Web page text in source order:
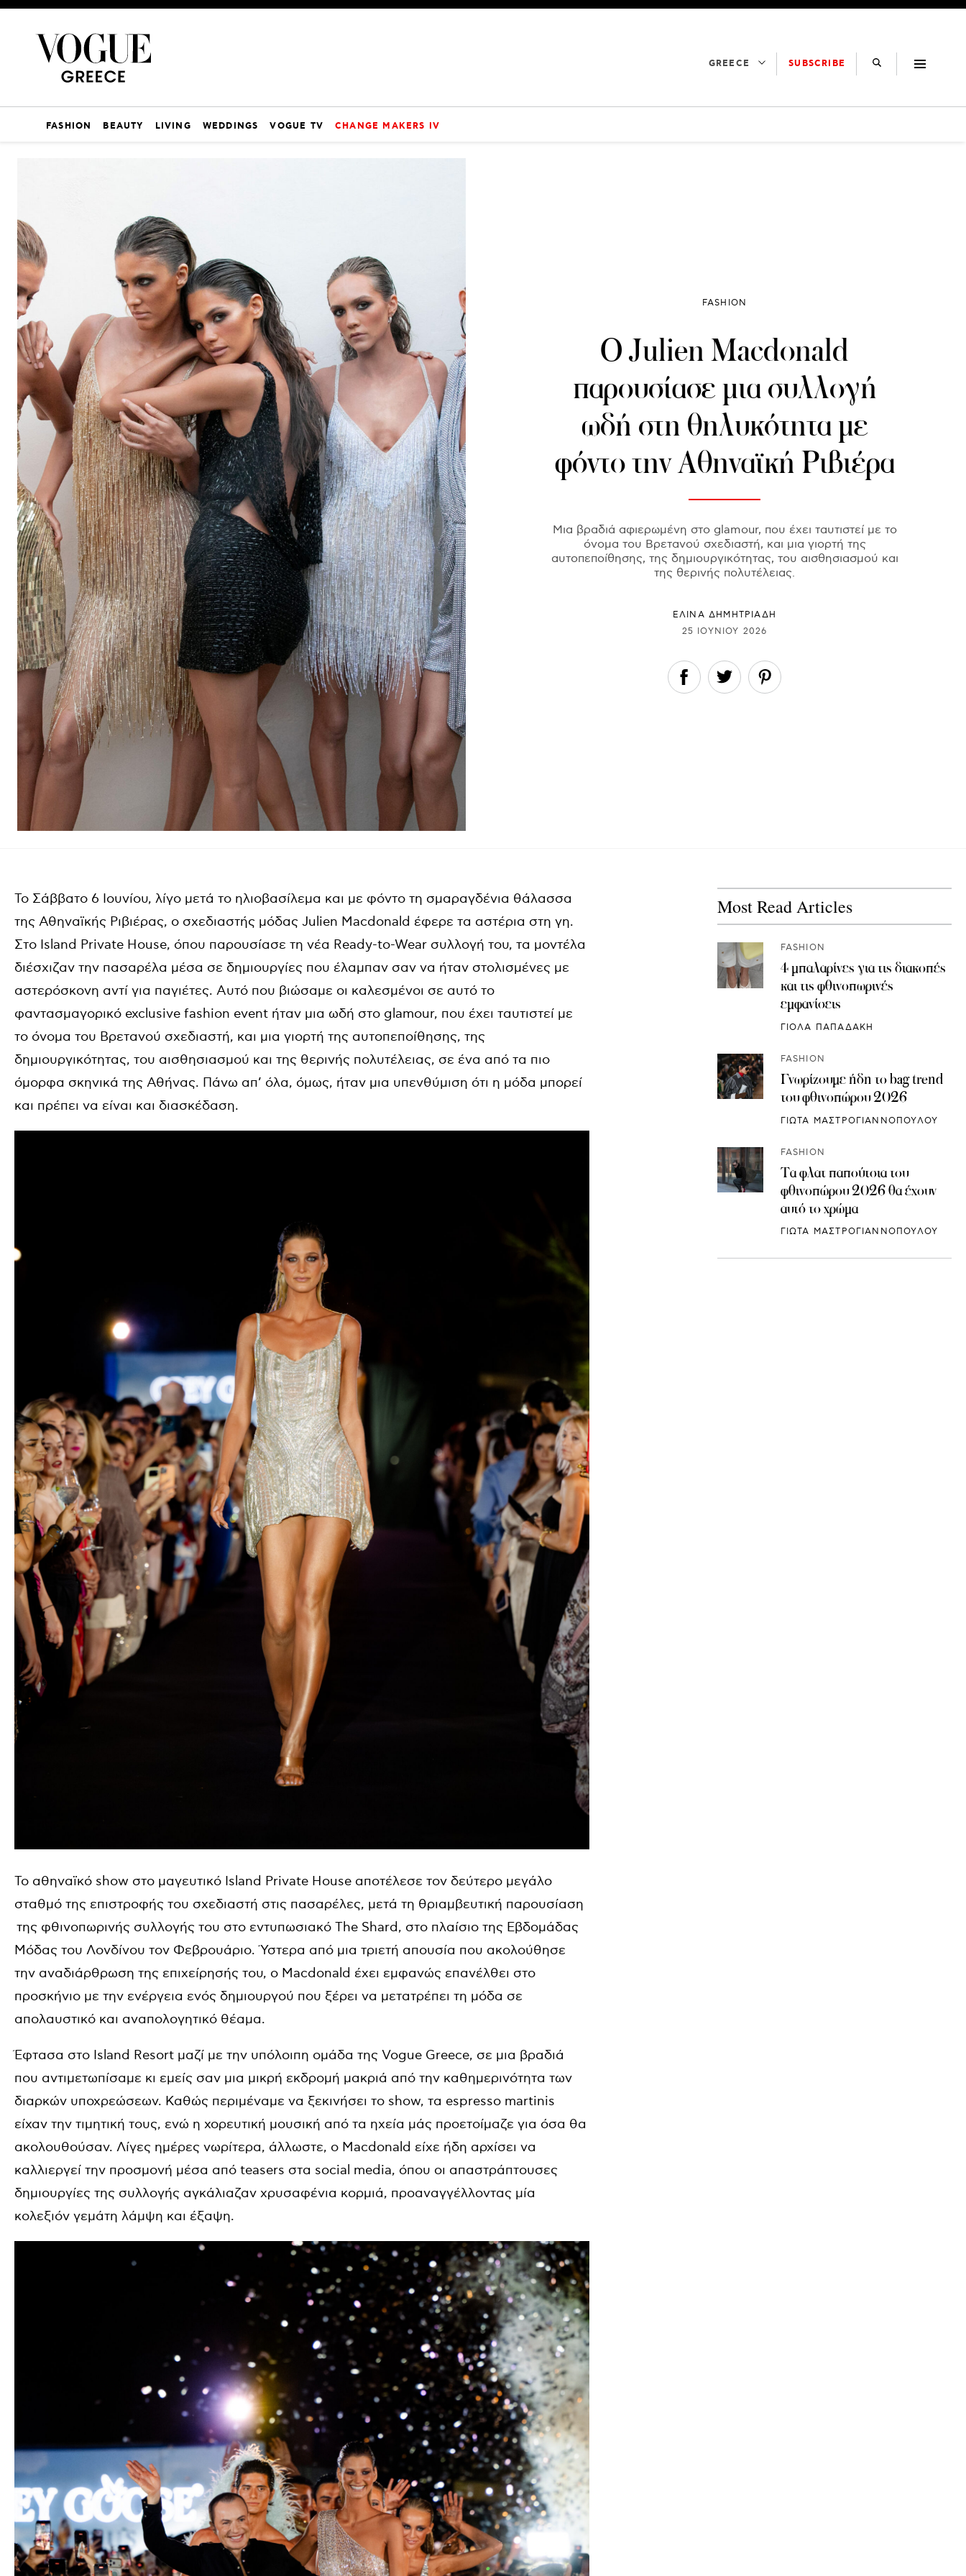
GREECE SUBSCRIBE
FASHION BEAUTY LIVING WEDDINGS VOGUE TV CHANGE MAKERS IV
FASHION
Ο Julien Macdonald
παρουσίασε μια συλλογή
ωδή στη θηλυκότητα με
φόντο την Αθηναϊκή Ριβιέρα
Μια βραδιά αφιερωμένη στο glamour, που έχει ταυτιστεί με το
όνομα του Βρετανού σχεδιαστή, και μια γιορτή της
αυτοπεποίθησης, της δημιουργικότητας, του αισθησιασμού και
της θερινής πολυτέλειας.
ΕΛΙΝΑ ΔΗΜΗΤΡΙΑΔΗ
25 ΙΟΥΝΊΟΥ 2026
Το Σάββατο 6 Ιουνίου, λίγο μετά το ηλιοβασίλεμα και με φόντο τη σμαραγδένια θάλασσα
της Αθηναϊκής Ριβιέρας, ο σχεδιαστής μόδας Julien Macdonald έφερε τα αστέρια στη γη.
Στο Island Private House, όπου παρουσίασε τη νέα Ready-to-Wear συλλογή του, τα μοντέλα
διέσχιζαν την πασαρέλα μέσα σε δημιουργίες που έλαμπαν σαν να ήταν στολισμένες με
αστερόσκονη αντί για παγιέτες. Αυτό που βιώσαμε οι καλεσμένοι σε αυτό το
φαντασμαγορικό exclusive fashion event ήταν μια ωδή στο glamour, που έχει ταυτιστεί με
το όνομα του Βρετανού σχεδιαστή, και μια γιορτή της αυτοπεποίθησης, της
δημιουργικότητας, του αισθησιασμού και της θερινής πολυτέλειας, σε ένα από τα πιο
όμορφα σκηνικά της Αθήνας. Πάνω απ’ όλα, όμως, ήταν μια υπενθύμιση ότι η μόδα μπορεί
και πρέπει να είναι και διασκέδαση.
Το αθηναϊκό show στο μαγευτικό Island Private House αποτέλεσε τον δεύτερο μεγάλο
σταθμό της επιστροφής του σχεδιαστή στις πασαρέλες, μετά τη θριαμβευτική παρουσίαση
της φθινοπωρινής συλλογής του στο εντυπωσιακό The Shard, στο πλαίσιο της Εβδομάδας
Μόδας του Λονδίνου τον Φεβρουάριο. Ύστερα από μια τριετή απουσία που ακολούθησε
την αναδιάρθρωση της επιχείρησής του, ο Macdonald έχει εμφανώς επανέλθει στο
προσκήνιο με την ενέργεια ενός δημιουργού που ξέρει να μετατρέπει τη μόδα σε
απολαυστικό και αναπολογητικό θέαμα.
Έφτασα στο Island Resort μαζί με την υπόλοιπη ομάδα της Vogue Greece, σε μια βραδιά
που αντιμετωπίσαμε κι εμείς σαν μια μικρή εκδρομή μακριά από την καθημερινότητα των
διαρκών υποχρεώσεων. Καθώς περιμέναμε να ξεκινήσει το show, τα espresso martinis
είχαν την τιμητική τους, ενώ η χορευτική μουσική από τα ηχεία μάς προετοίμαζε για όσα θα
ακολουθούσαν. Λίγες ημέρες νωρίτερα, άλλωστε, ο Macdonald είχε ήδη αρχίσει να
καλλιεργεί την προσμονή μέσα από teasers στα social media, όπου οι απαστράπτουσες
δημιουργίες της συλλογής αγκάλιαζαν χρυσαφένια κορμιά, προαναγγέλλοντας μία
κολεξιόν γεμάτη λάμψη και έξαψη.
Most Read Articles
FASHION
4 μπαλαρίνες για τις διακοπές
και τις φθινοπωρινές
εμφανίσεις
ΓΙΟΛΑ ΠΑΠΑΔΑΚΗ
FASHION
Γνωρίζουμε ήδη το bag trend
του φθινοπώρου 2026
ΓΙΩΤΑ ΜΑΣΤΡΟΓΙΑΝΝΟΠΟΥΛΟΥ
FASHION
Τα φλατ παπούτσια του
φθινοπώρου 2026 θα έχουν
αυτό το χρώμα
ΓΙΩΤΑ ΜΑΣΤΡΟΓΙΑΝΝΟΠΟΥΛΟΥ